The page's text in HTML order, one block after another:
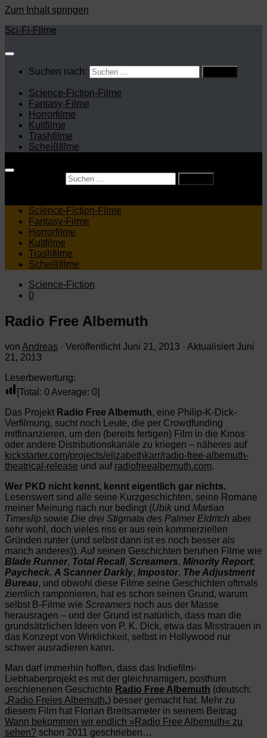
Zum Inhalt springen
Sci-Fi-Filme
Suchen nach:
Science-Fiction-Filme
Fantasy-Filme
Horrorfilme
Kultfilme
Trashfilme
Scheißfilme
Science-Fiction-Filme
Fantasy-Filme
Horrorfilme
Kultfilme
Trashfilme
Scheißfilme
Science-Fiction
0
Radio Free Albemuth
von Andreas · Veröffentlicht Juni 21, 2013 · Aktualisiert Juni
21, 2013
Leserbewertung:
[Total: 0 Average: 0]
Das Projekt Radio Free Albemuth, eine Philip-K-Dick-
Verfilmung, sucht noch Leute, die per Crowdfunding
mitfinanzieren, um den (bereits fertigen) Film in die Kinos
oder andere Distributionskanäle zu kriegen – näheres auf
kickstarter.com/projects/elizabethkarr/radio-free-albemuth-
theatrical-release und auf radiofreealbemuth.com.
Wer PKD nicht kennt, kennt eigentlich gar nichts.
Lesenswert sind alle seine Kurzgeschichten, seine Romane
meiner Meinung nach nur bedingt (Ubik und Martian
Timeslip sowie Die drei Stigmata des Palmer Eldritch aber
sehr wohl, doch vieles riss er aus rein kommerziellen
Gründen runter (und selbst dann ist es noch besser als
manch anderes)). Auf seinen Geschichten beruhen Filme wie
Blade Runner, Total Recall, Screamers, Minority Report,
Paycheck, A Scanner Darkly, Impostor, The Adjustment
Bureau, und obwohl diese Filme seine Geschichten oftmals
ziemlich ramponieren, hat es schon seinen Grund, warum
selbst B-Filme wie Screamers noch aus der Masse
herausragen – und der Grund ist natürlich, dass man die
grundsätzlichen Ideen von P. K. Dick, etwa das Misstrauen in
das Konzept von Wirklichkeit, selbst in Hollywood nur
schwer ausradieren kann.
Man darf immerhin hoffen, dass das Indiefilm-
Liebhaberprojekt es mit der gleichnamigen, posthum
erschienenen Geschichte Radio Free Albemuth (deutsch:
„Radio Freies Albemuth„) besser gemacht hat. Mehr zu
diesem Film hat Florian Breitsameter in seinem Beitrag
Wann bekommen wir endlich »Radio Free Albemuth« zu
sehen? schon 2011 geschrieben…